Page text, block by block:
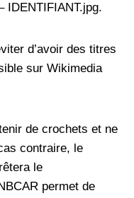
IDENTIFIANT.jpg.
d’avoir des titres
sur Wikimedia
de crochets et ne
contraire, le
le
permet de